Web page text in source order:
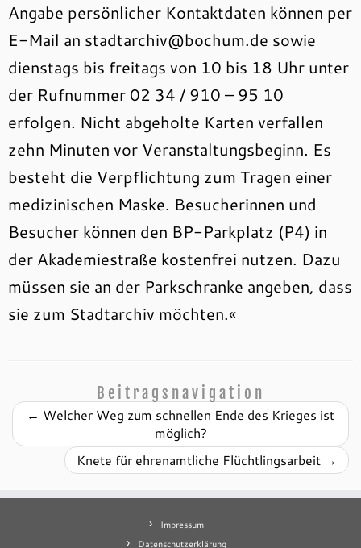
Angabe persönlicher Kontaktdaten können per
E-Mail an stadtarchiv@bochum.de sowie
dienstags bis freitags von 10 bis 18 Uhr unter
der Rufnummer 02 34 / 910 – 95 10
erfolgen. Nicht abgeholte Karten verfallen
zehn Minuten vor Veranstaltungsbeginn. Es
besteht die Verpflichtung zum Tragen einer
medizinischen Maske. Besucherinnen und
Besucher können den BP-Parkplatz (P4) in
der Akademiestraße kostenfrei nutzen. Dazu
müssen sie an der Parkschranke angeben, dass
sie zum Stadtarchiv möchten.«
Beitragsnavigation
← Welcher Weg zum schnellen Ende des Krieges ist
möglich?
Knete für ehrenamtliche Flüchtlingsarbeit →
Impressum
Datenschutzerklärung